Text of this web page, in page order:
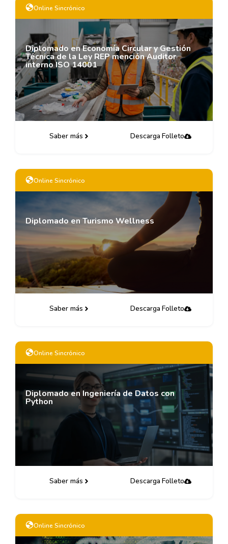
Online Sincrónico
Diplomado en Economía Circular y Gestión
Técnica de la Ley REP mención Auditor
interno ISO 14001
Saber más Descarga Folleto
Online Sincrónico
Diplomado en Turismo Wellness
Saber más Descarga Folleto
Online Sincrónico
Diplomado en Ingeniería de Datos con
Python
Saber más Descarga Folleto
Online Sincrónico